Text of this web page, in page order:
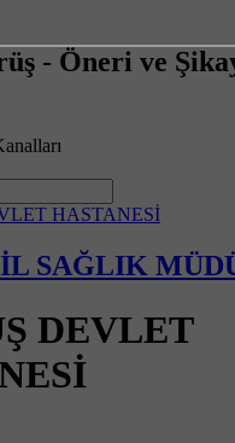
- Öneri ve
SAĞLIK
DEVLET